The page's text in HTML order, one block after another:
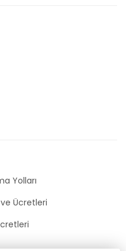
Yolları
Ücretleri